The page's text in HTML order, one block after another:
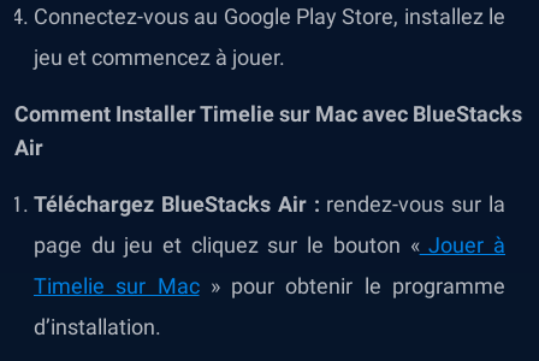
Connectez-vous au Google Play Store, installez le
jeu et commencez à jouer.
Comment Installer Timeliesur Mac avec BlueStacks
Air
Téléchargez BlueStacks Air : rendez-vous sur la
page du jeu et cliquez sur le bouton «Jouer à
Timelie sur Mac » pour obtenir le programme
d’installation.